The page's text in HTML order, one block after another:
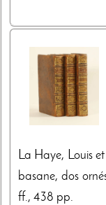
La Haye, Louis
basane, dos
ff., 438 pp.